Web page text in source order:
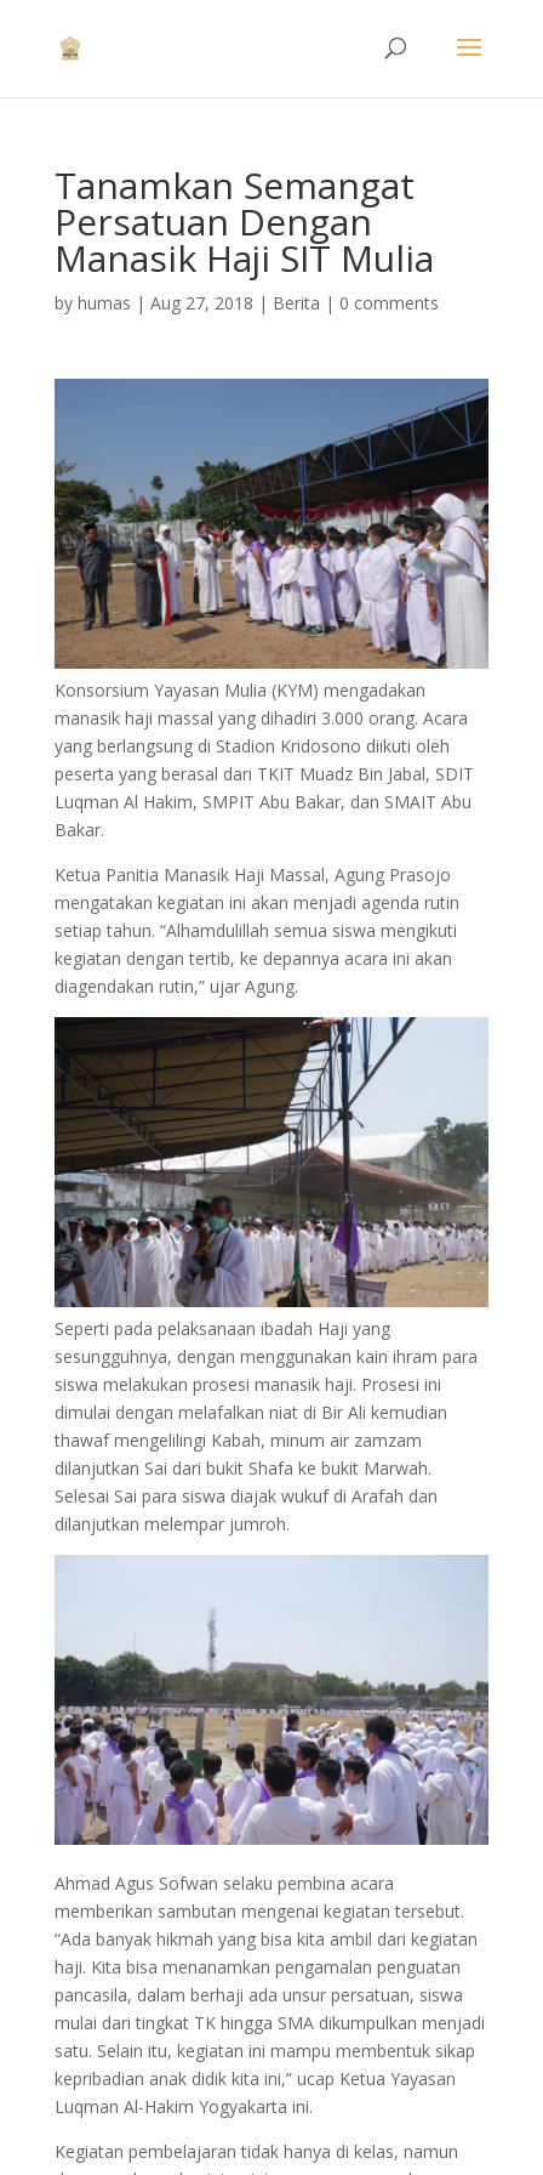
Tanamkan Semangat
Persatuan Dengan
Manasik Haji SIT Mulia
by humas | Aug 27, 2018 | Berita | 0 comments
Konsorsium Yayasan Mulia (KYM) mengadakan
manasik haji massal yang dihadiri 3.000 orang. Acara
yang berlangsung di Stadion Kridosono diikuti oleh
peserta yang berasal dari TKIT Muadz Bin Jabal, SDIT
Luqman Al Hakim, SMPIT Abu Bakar, dan SMAIT Abu
Bakar.
Ketua Panitia Manasik Haji Massal, Agung Prasojo
mengatakan kegiatan ini akan menjadi agenda rutin
setiap tahun. “Alhamdulillah semua siswa mengikuti
kegiatan dengan tertib, ke depannya acara ini akan
diagendakan rutin,” ujar Agung.
Seperti pada pelaksanaan ibadah Haji yang
sesungguhnya, dengan menggunakan kain ihram para
siswa melakukan prosesi manasik haji. Prosesi ini
dimulai dengan melafalkan niat di Bir Ali kemudian
thawaf mengelilingi Kabah, minum air zamzam
dilanjutkan Sai dari bukit Shafa ke bukit Marwah.
Selesai Sai para siswa diajak wukuf di Arafah dan
dilanjutkan melempar jumroh.
Ahmad Agus Sofwan selaku pembina acara
memberikan sambutan mengenai kegiatan tersebut.
“Ada banyak hikmah yang bisa kita ambil dari kegiatan
haji. Kita bisa menanamkan pengamalan penguatan
pancasila, dalam berhaji ada unsur persatuan, siswa
mulai dari tingkat TK hingga SMA dikumpulkan menjadi
satu. Selain itu, kegiatan ini mampu membentuk sikap
kepribadian anak didik kita ini,” ucap Ketua Yayasan
Luqman Al-Hakim Yogyakarta ini.
Kegiatan pembelajaran tidak hanya di kelas, namun